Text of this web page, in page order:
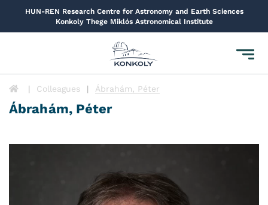
HUN-REN Research Centre for Astronomy and Earth Sciences
Konkoly Thege Miklós Astronomical Institute
Toggle
Colleagues Ábrahám, Péter
Ábrahám, Péter